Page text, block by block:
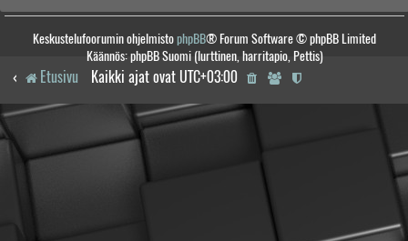
Keskustelufoorumin ohjelmistophpBB® Forum Software © phpBB Limited
Käännös: phpBB Suomi (lurttinen, harritapio, Pettis)
Etusivu Kaikki ajat ovat UTC+03:00